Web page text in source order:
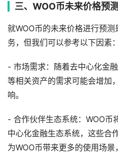
三、WOO币未来价格预测
就WOO币的未来价格进行预
务，但我们可以参考以下因素：
- 市场需求：随着去中心化金
等相关资产的需求可能会增加
响。
- 合作伙伴生态系统：WOO币
中心化金融生态系统，这些合
为WOO币带来更多的使用场景